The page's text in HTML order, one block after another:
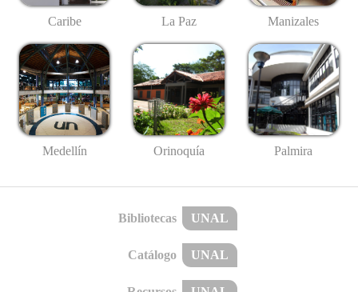
Caribe La Paz Manizales
Medellín Orinoquía Palmira
Bibliotecas UNAL
Catálogo UNAL